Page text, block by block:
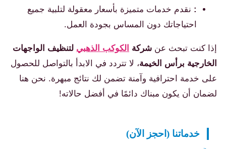
: نقدم خدمات متميزة بأسعار معقولة لتلبية جميع
احتياجاتك دون المساس بجودة العمل.
إذا كنت تبحث عن شركة الكوكب الذهبي لتنظيف الواجهات
الخارجية برأس الخيمة، لا تتردد في الابدأ بالتواصل للحصول
على خدمة احترافية وآمنة تضمن لك نتائج مبهرة. نحن هنا
لضمان أن يكون مبناك دائمًا في أفضل حالاته!
خدماتنا (احجز الآن)